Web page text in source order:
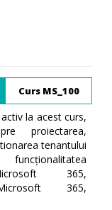
Curs MS_100
la acest curs,
proiectarea,
tenantului
365,
365,